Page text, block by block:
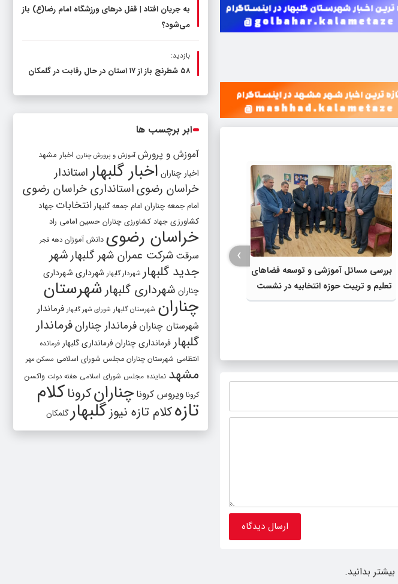
بررسی مسائل آموزشی و توسعه فضاهای
تعلیم و تربیت حوزه انتخابیه در نشست
مشترک عضو کمیسیون آموزش مجلس با
آمادگی بیش از ۱۵ موکب برای
خدمات‌رسانی به زائران پیاده آخر صفر در
شهرستان چناران
›
بدانید.
به جریان افتاد | قفل در‌های ورزشگاه امام رضا(ع) باز
می‌شود؟
بازدید:
۵۸ شطرنج‌ باز از ۱۷ استان در حال رقابت در گلمکان
ابر برچسب ها
آموزش و پرورش آموزش و پرورش چنارن اخبار مشهد
اخبار چناران اخبار گلبهار استاندار
خراسان رضویاستانداری خراسان رضوی
امام جمعه چناران امام جمعه گلبهار انتخابات جهاد
کشاورزی جهاد کشاورزی چناران حسین امامی راد
خراسان رضوی دانش آموزان دهه فجر
سرقت شرکت عمران شهر گلبهارشهر
جدید گلبهار شهردار گلبهار شهرداری شهرداری
چناران شهرداری گلبهار شهرستان
چناران شهرستان گلبهار شورای شهر گلبهار فرماندار
شهرستان چناران فرماندار چنارانفرماندار
گلبهار فرمانداری چنارانفرمانداری گلبهار فرمانده
انتظامی شهرستان چناران مجلس شورای اسلامی مسکن مهر
مشهد نماینده مجلس شورای اسلامی هفته دولت واکسن
کرونا ویروس کرونا چنارانکروناکلام
تازهکلام تازه نیوزگلبهارگلمکان